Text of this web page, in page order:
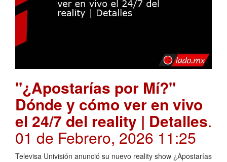
"¿Apostarías por Mí?"
Dónde y cómo ver en vivo
el 24/7 del reality | Detalles.
01 de Febrero, 2026 11:25
Televisa Univisión anunció su nuevo reality show ¿Apostarías